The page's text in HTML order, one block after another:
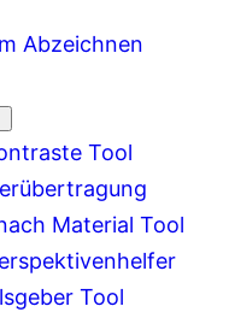
Abzeichnen
Tool
Material Tool
Tool